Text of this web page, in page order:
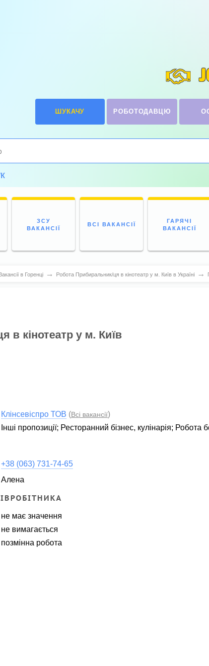
ШУКАЧУ РОБОТОДАВЦЮ
ЗСУ
ВАКАНСІЇ
ВСІ ВАКАНСІЇ
ГАРЯЧІ
ВАКАНСІЇ
в Горенці → Робота Прибиральник/ця в кінотеатр у м. Київ в Україні →
в кінотеатр у м. Київ
Клінсевіспро ТОВ (Всі вакансії)
Інші пропозиції; Ресторанний бізнес, кулінарія; Робота
+38 (063) 731-74-65
Алена
не має значення
не вимагається
позмінна робота